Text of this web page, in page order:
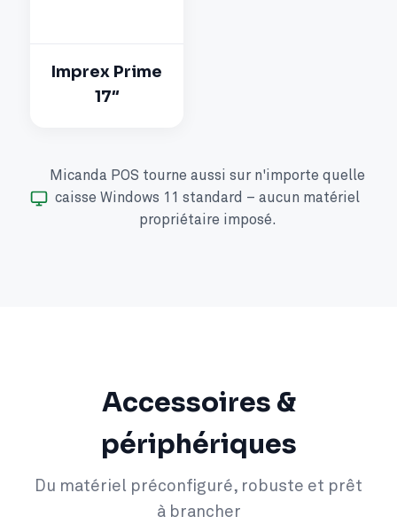
Imprex Prime
17″
Micanda POS tourne aussi sur n'importe quelle
caisse Windows 11 standard – aucun matériel
propriétaire imposé.
Accessoires &
périphériques
Du matériel préconfiguré, robuste et prêt
à brancher